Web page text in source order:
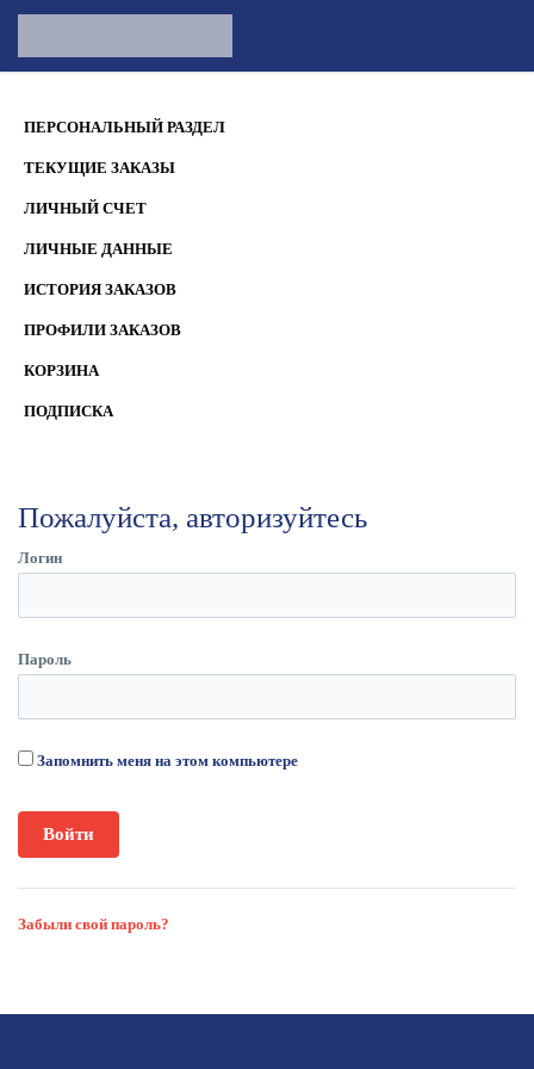
ПЕРСОНАЛЬНЫЙ РАЗДЕЛ
ТЕКУЩИЕ ЗАКАЗЫ
ЛИЧНЫЙ СЧЕТ
ЛИЧНЫЕ ДАННЫЕ
ИСТОРИЯ ЗАКАЗОВ
ПРОФИЛИ ЗАКАЗОВ
КОРЗИНА
ПОДПИСКА
Пожалуйста, авторизуйтесь
Логин
Пароль
Запомнить меня на этом компьютере
Забыли свой пароль?